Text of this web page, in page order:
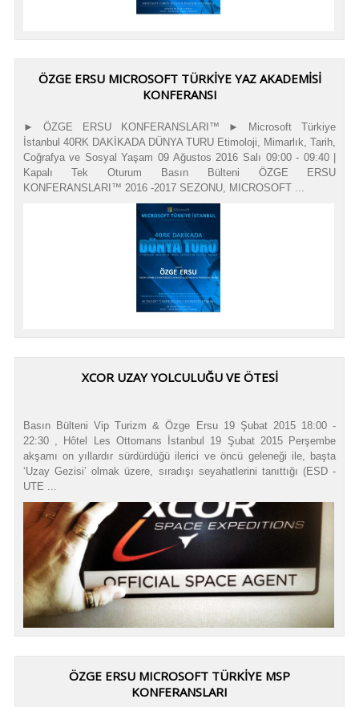
ÖZGE ERSU MICROSOFT TÜRKİYE YAZ AKADEMİSİ
KONFERANSI
► ÖZGE ERSU KONFERANSLARI™ ► Microsoft Türkiye
İstanbul 40RK DAKİKADA DÜNYA TURU Etimoloji, Mimarlık, Tarih,
Coğrafya ve Sosyal Yaşam 09 Ağustos 2016 Salı 09:00 - 09:40 |
Kapalı Tek Oturum Basın Bülteni ÖZGE ERSU
KONFERANSLARI™ 2016 -2017 SEZONU, MICROSOFT ...
XCOR UZAY YOLCULUĞU VE ÖTESİ
Basın Bülteni Vip Turizm & Özge Ersu 19 Şubat 2015 18:00 -
22:30 , Hôtel Les Ottomans İstanbul 19 Şubat 2015 Perşembe
akşamı on yıllardır sürdürdüğü ilerici ve öncü geleneği ile, başta
‘Uzay Gezisi’ olmak üzere, sıradışı seyahatlerini tanıttığı (ESD -
UTE ...
ÖZGE ERSU MICROSOFT TÜRKİYE MSP
KONFERANSLARI